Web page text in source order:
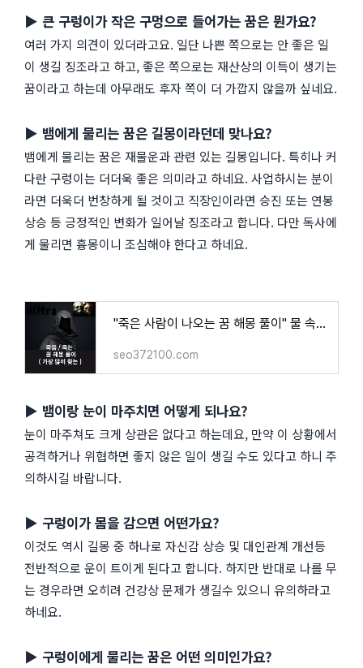
▶ 큰 구렁이가 작은 구멍으로 들어가는 꿈은 뭔가요?
여러 가지 의견이 있더라고요. 일단 나쁜 쪽으로는 안 좋은 일
이 생길 징조라고 하고, 좋은 쪽으로는 재산상의 이득이 생기는
꿈이라고 하는데 아무래도 후자 쪽이 더 가깝지 않을까 싶네요.
▶ 뱀에게 물리는 꿈은 길몽이라던데 맞나요?
뱀에게 물리는 꿈은 재물운과 관련 있는 길몽입니다. 특히나 커
다란 구렁이는 더더욱 좋은 의미라고 하네요. 사업하시는 분이
라면 더욱더 번창하게 될 것이고 직장인이라면 승진 또는 연봉
상승 등 긍정적인 변화가 일어날 징조라고 합니다. 다만 독사에
게 물리면 흉몽이니 조심해야 한다고 하네요.
"죽은 사람이 나오는 꿈 해몽 풀이" 물 속에서 죽는, 죽은 사람과 함께, 죽은 사람의 어머니
seo372100.com
▶ 뱀이랑 눈이 마주치면 어떻게 되나요?
눈이 마주쳐도 크게 상관은 없다고 하는데요, 만약 이 상황에서
공격하거나 위협하면 좋지 않은 일이 생길 수도 있다고 하니 주
의하시길 바랍니다.
▶ 구렁이가 몸을 감으면 어떤가요?
이것도 역시 길몽 중 하나로 자신감 상승 및 대인관계 개선등
전반적으로 운이 트이게 된다고 합니다. 하지만 반대로 나를 무
는 경우라면 오히려 건강상 문제가 생길수 있으니 유의하라고
하네요.
▶ 구렁이에게 물리는 꿈은 어떤 의미인가요?